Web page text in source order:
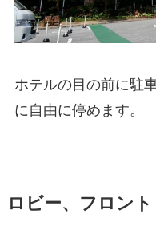
ホテルの目の前に駐
に自由に停めます。
ロビー、フロント